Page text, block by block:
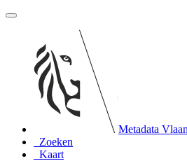
Metadata
Zoeken
Kaart